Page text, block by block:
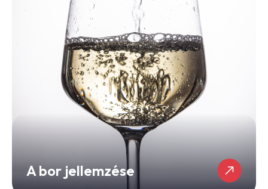
A bor jellemzése